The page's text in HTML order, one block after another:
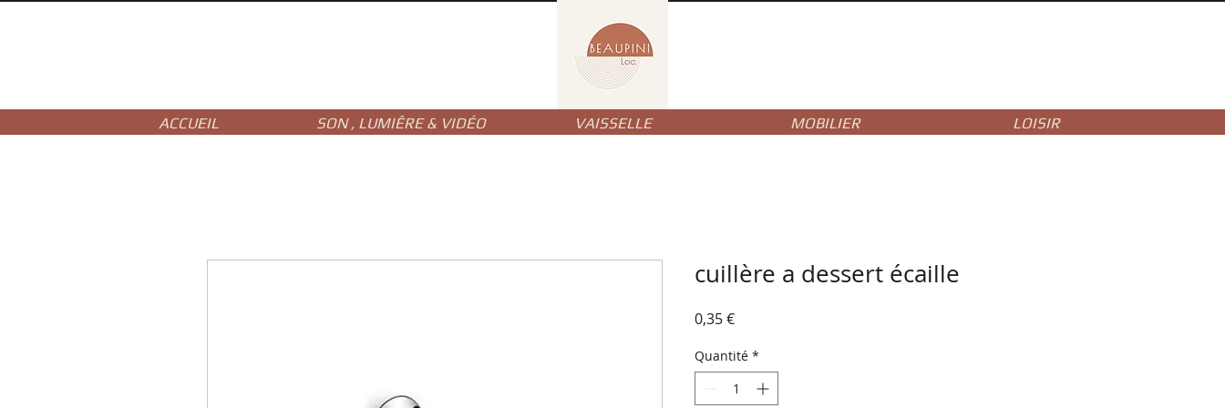
ACCUEIL SON , LUMIÊRE & VIDÉO VAISSELLE MOBILIER LOISIR
cuillère a dessert écaille
0,35 €Prix
Quantité *